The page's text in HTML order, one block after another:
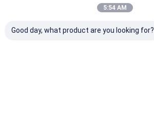
5:54 AM
Good day, what product are you looking for?